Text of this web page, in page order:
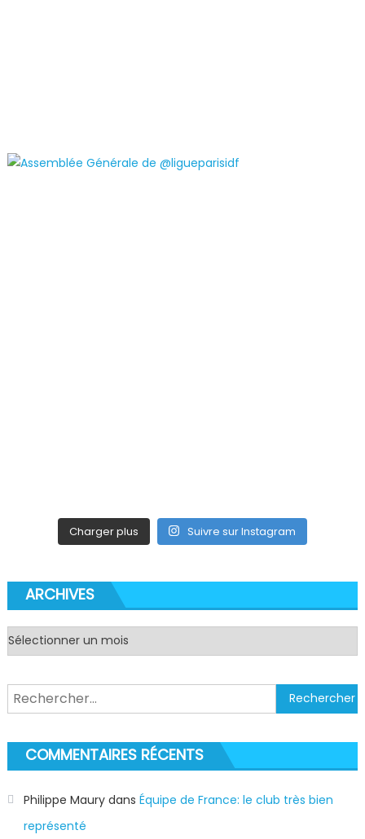
Charger plus Suivre sur Instagram
ARCHIVES
Archives
Rechercher :
COMMENTAIRES RÉCENTS
Philippe Maurydans Équipe de France: le club très bien
représenté